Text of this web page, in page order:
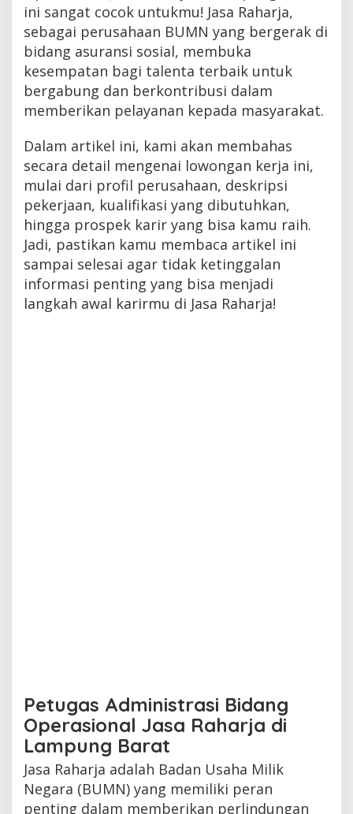
ini sangat cocok untukmu! Jasa Raharja,
sebagai perusahaan BUMN yang bergerak di
bidang asuransi sosial, membuka
kesempatan bagi talenta terbaik untuk
bergabung dan berkontribusi dalam
memberikan pelayanan kepada masyarakat.
Dalam artikel ini, kami akan membahas
secara detail mengenai lowongan kerja ini,
mulai dari profil perusahaan, deskripsi
pekerjaan, kualifikasi yang dibutuhkan,
hingga prospek karir yang bisa kamu raih.
Jadi, pastikan kamu membaca artikel ini
sampai selesai agar tidak ketinggalan
informasi penting yang bisa menjadi
langkah awal karirmu di Jasa Raharja!
Petugas Administrasi Bidang
Operasional Jasa Raharja di
Lampung Barat
Jasa Raharja adalah Badan Usaha Milik
Negara (BUMN) yang memiliki peran
penting dalam memberikan perlindungan